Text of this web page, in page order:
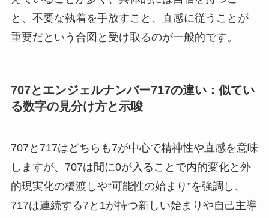
と、不要な執着を手放すこと、直感に従うことが
重要だという合図と受け取るのが一般的です。
707とエンジェルナンバー717の違い：似てい
る数字の見分け方と示唆
707と717はどちらも7が中心で精神性や直感を意味
しますが、707は間に0が入ることで内的変化と外
的現実化の橋渡しや“可能性の始まり”を強調し、
717は連続する7と1が持つ新しい始まりや自己主導